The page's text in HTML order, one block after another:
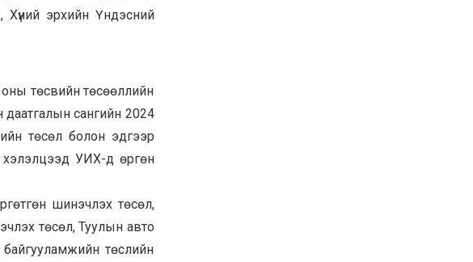
Хүний эрхийн Үндэсний
төсвийн төсөөллийн
сангийн 2024
төсөл болон эдгээр
хэлэлцээд УИХ-д өргөн
шинэчлэх төсөл,
төсөл, Туулын авто
төслийн